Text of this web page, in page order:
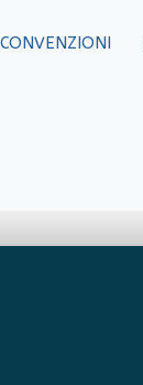
CONVENZIONI